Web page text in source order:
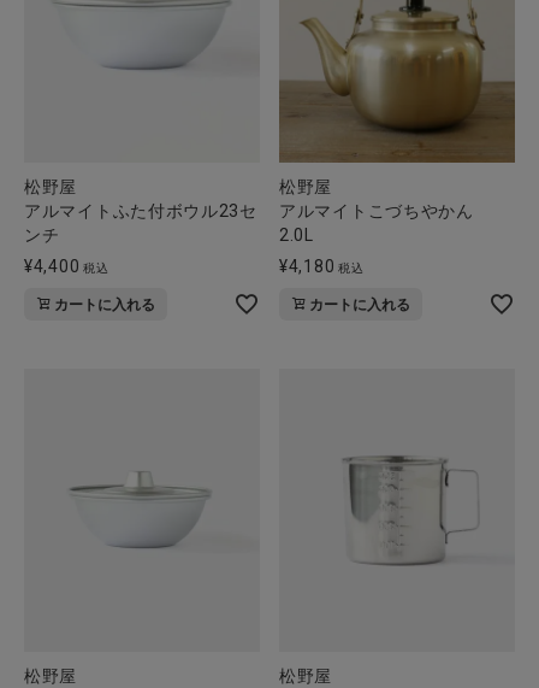
生活雑貨
ブランド
全ての商品
松野屋
アルマイトふた付ボウル23セ
ンチ
¥4,400 税込
カートに入れる
松野屋
アルマイトこづちやかん
2.0L
¥4,180 税込
カートに入れる
松野屋
松野屋